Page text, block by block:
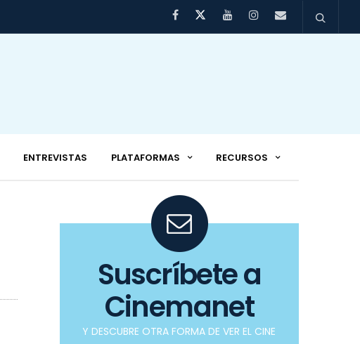
ENTREVISTAS PLATAFORMAS RECURSOS
Suscríbete a
Cinemanet
Y DESCUBRE OTRA FORMA DE VER EL CINE